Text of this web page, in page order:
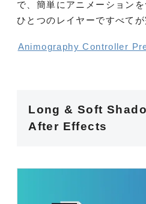
で、簡単にアニメーション
ひとつのレイヤーですべてが
Animography Controller
Long & Soft
After Effects